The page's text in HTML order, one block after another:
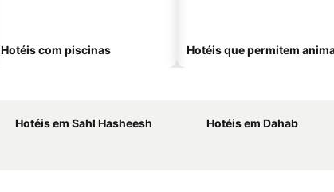
Hotéis com piscinas Hotéis que permitem
Hotéis em Sahl Hasheesh
Hotéis em Dahab